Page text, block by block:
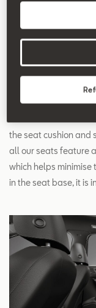
Search
The term
the seat cushion and
all our seats feature
which helps minimise
in the seat base, it is